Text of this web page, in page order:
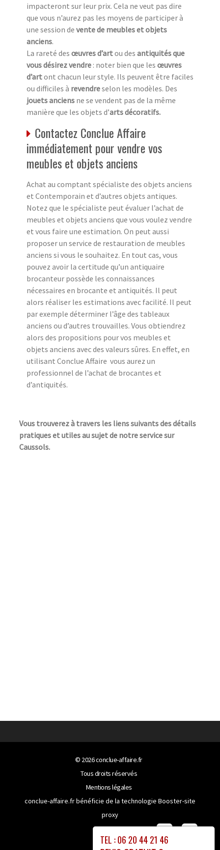
impacteront sur leur prix. Cela ne veut pas dire
que vous n’aurez pas les moyens de participer à
une session de vente de meubles et objets
anciens.
La rareté des œuvres d’artou des antiquités que
vous désirez vendre : noter bien que les œuvres
d’artont chacun leur style. Ils peuvent être faciles
ou difficiles à revendreselon les modèles. Des
jouets anciens ne se vendent pas de la même
manière que les objets d’arts décoratifs.
Contactez Conclue Affaire
immédiatement pour vendre vos
meubles et objets anciens
Achat au comptant spécialiste des objets anciens
et Contemporain et d’autres objets antiques.
Notez que le spécialiste peut évaluer l’achat de
meubles et objets anciens que vous voulez vendre
et vous faire une estimation. On peut aussi
proposer un service de restauration de meubles
anciens si vous le souhaitez. En tout cas, vous
pouvez avoir la certitude qu’un antiquaire
brocanteur possède les connaissances
nécessaires en brocante et antiquités. Il peut
alors réaliser les estimations avec facilité. Il peut
par exemple déterminer l’âge des tableaux
anciens ou d’autres trouvailles. Vous obtiendrez
alors des propositions pour vos meubles et
objets anciens avec des valeurs sûres. En effet, en
utilisant Conclue Affaire vous aurez un
professionnel de l’achat de brocantes et
d’antiquités.
Vous trouverez à travers les liens suivants des détails
pratiques et utiles au sujet de notre service sur
Caussols.
TEL : 06 20 44 21 46
© 2026conclue-affaire.fr
Tous droits réservés
Mentions légales
conclue-affaire.fr bénéficie de la technologie Booster-site
proxy